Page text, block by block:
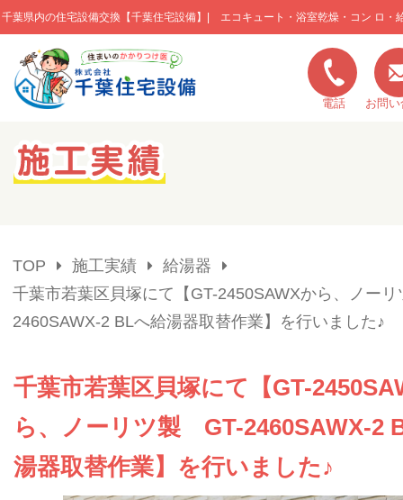
千葉県内の住宅設備交換【千葉住宅設備】| エコキュート・浴室乾燥・コン ロ・
このページの本文へ移動
電話 お問
キャンペーン一覧
会社概要
TOP 施工実績
給湯器
千葉市若葉区貝塚にて【GT-2450SAWXから、ノー
2460SAWX-2 BLへ給湯器取替作業】を行いました♪
千葉市若葉区貝塚にて【GT-
ら、ノーリツ製 GT-2460SAWX-2
湯器取替作業】を行いました♪